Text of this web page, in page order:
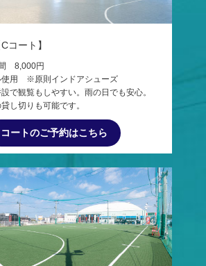
コート】
8,000円
使用 ※原則インドアシューズ
で観覧もしやすい。雨の日でも安心。
し切りも可能です。
コートのご予約はこちら